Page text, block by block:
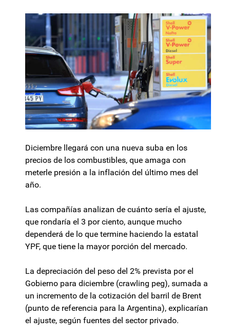
Diciembre llegará con una nueva suba en los
precios de los combustibles, que amaga con
meterle presión a la inflación del último mes del
año.
Las compañías analizan de cuánto sería el ajuste,
que rondaría el 3 por ciento, aunque mucho
dependerá de lo que termine haciendo la estatal
YPF, que tiene la mayor porción del mercado.
La depreciación del peso del 2% prevista por el
Gobierno para diciembre (crawling peg), sumada a
un incremento de la cotización del barril de Brent
(punto de referencia para la Argentina), explicarían
el ajuste, según fuentes del sector privado.